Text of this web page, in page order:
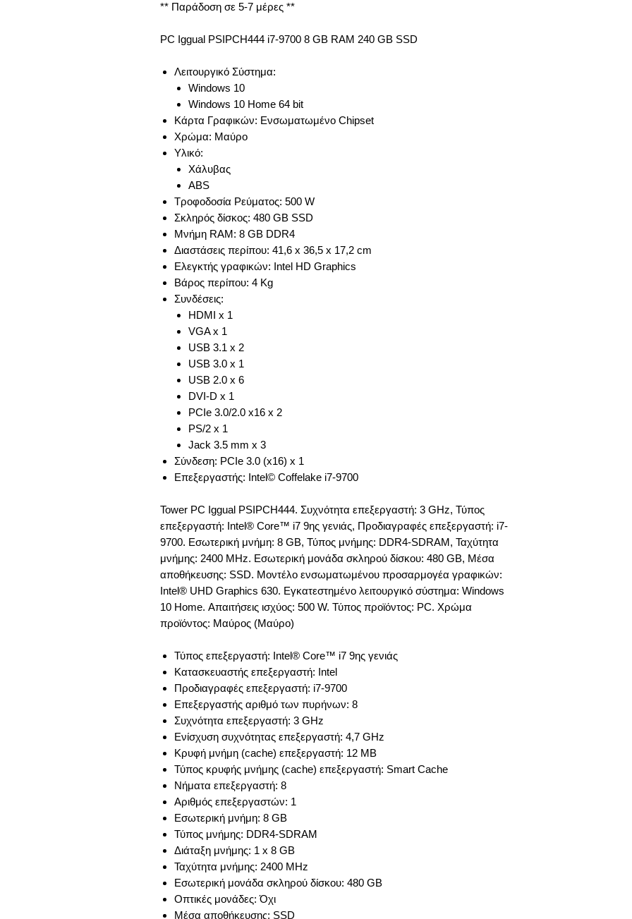
** Παράδοση σε 5-7 μέρες **
PC Ιggual PSIPCH444 i7-9700 8 GB RAM 240 GB SSD
Λειτουργικό Σύστημα:
Windows 10
Windows 10 Home 64 bit
Κάρτα Γραφικών: Ενσωματωμένο Chipset
Χρώμα: Μαύρο
Υλικό:
Χάλυβας
ABS
Τροφοδοσία Ρεύματος: 500 W
Σκληρός δίσκος: 480 GB SSD
Μνήμη RAM: 8 GB DDR4
Διαστάσεις περίπου: 41,6 x 36,5 x 17,2 cm
Ελεγκτής γραφικών: Intel HD Graphics
Βάρος περίπου: 4 Kg
Συνδέσεις:
HDMI x 1
VGA x 1
USB 3.1 x 2
USB 3.0 x 1
USB 2.0 x 6
DVI-D x 1
PCIe 3.0/2.0 x16 x 2
PS/2 x 1
Jack 3.5 mm x 3
Σύνδεση: PCIe 3.0 (x16) x 1
Επεξεργαστής: Intel© Coffelake i7-9700
Tower PC Iggual PSIPCH444. Συχνότητα επεξεργαστή: 3 GHz, Τύπος
επεξεργαστή: Intel® Core™ i7 9ης γενιάς, Προδιαγραφές επεξεργαστή: i7-
9700. Εσωτερική μνήμη: 8 GB, Τύπος μνήμης: DDR4-SDRAM, Ταχύτητα
μνήμης: 2400 MHz. Εσωτερική μονάδα σκληρού δίσκου: 480 GB, Μέσα
αποθήκευσης: SSD. Μοντέλο ενσωματωμένου προσαρμογέα γραφικών:
Intel® UHD Graphics 630. Εγκατεστημένο λειτουργικό σύστημα: Windows
10 Home. Απαιτήσεις ισχύος: 500 W. Τύπος προϊόντος: PC. Χρώμα
προϊόντος: Μαύρος (Μαύρο)
Τύπος επεξεργαστή: Intel® Core™ i7 9ης γενιάς
Κατασκευαστής επεξεργαστή: Intel
Προδιαγραφές επεξεργαστή: i7-9700
Επεξεργαστής αριθμό των πυρήνων: 8
Συχνότητα επεξεργαστή: 3 GHz
Ενίσχυση συχνότητας επεξεργαστή: 4,7 GHz
Κρυφή μνήμη (cache) επεξεργαστή: 12 MB
Τύπος κρυφής μνήμης (cache) επεξεργαστή: Smart Cache
Νήματα επεξεργαστή: 8
Αριθμός επεξεργαστών: 1
Εσωτερική μνήμη: 8 GB
Τύπος μνήμης: DDR4-SDRAM
Διάταξη μνήμης: 1 x 8 GB
Ταχύτητα μνήμης: 2400 MHz
Εσωτερική μονάδα σκληρού δίσκου: 480 GB
Οπτικές μονάδες: Όχι
Μέσα αποθήκευσης: SSD